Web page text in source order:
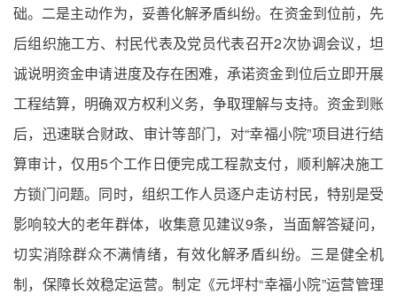
础。二是主动作为，妥善化解矛盾纠纷。在资金到位前，先
后组织施工方、村民代表及党员代表召开2次协调会议，坦
诚说明资金申请进度及存在困难，承诺资金到位后立即开展
工程结算，明确双方权利义务，争取理解与支持。资金到账
后，迅速联合财政、审计等部门，对“幸福小院”项目进行结
算审计，仅用5个工作日便完成工程款支付，顺利解决施工
方锁门问题。同时，组织工作人员逐户走访村民，特别是受
影响较大的老年群体，收集意见建议9条，当面解答疑问，
切实消除群众不满情绪，有效化解矛盾纠纷。三是健全机
制，保障长效稳定运营。制定《元坪村“幸福小院”运营管理